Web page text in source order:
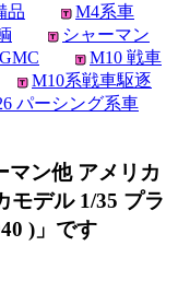
品
M4系車
シャーマン
M10 戦車
M10系戦車駆逐
パーシング系車
マン他 アメリカ
モデル 1/35 プラ
)」です